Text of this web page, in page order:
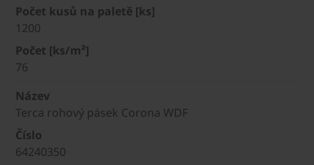
Počet kusů na paletě [ks]
1200
Počet [ks/m²]
76
Název
Terca rohový pásek Corona WDF
Číslo
64240350